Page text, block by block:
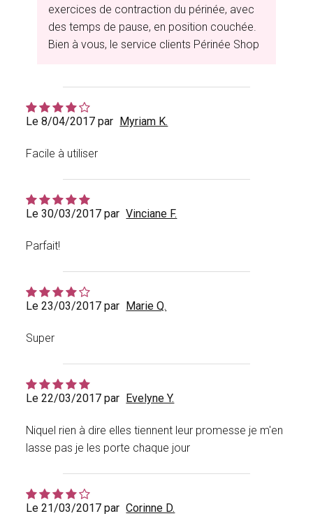
exercices de contraction du périnée, avec
des temps de pause, en position couchée.
Bien à vous, le service clients Périnée Shop
Le 8/04/2017 par Myriam K.
Facile à utiliser
Le 30/03/2017 par Vinciane F.
Parfait!
Le 23/03/2017 par Marie Q.
Super
Le 22/03/2017 par Evelyne Y.
Niquel rien à dire elles tiennent leur promesse je m'en
lasse pas je les porte chaque jour
Le 21/03/2017 par Corinne D.